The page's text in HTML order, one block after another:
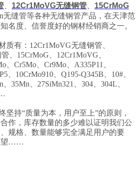
12Cr1MoVG无缝钢管
15CrMoG
无缝管等各种无缝钢管产品，在天津范
名度、信誉度好的钢材经销商之一。
：12Cr1MoVG无缝钢管、
、15CrMoG、12Cr1MoVG、
、Cr5Mo、Cr9Mo、A335P11、
、10CrMo910、Q195-Q345B、10#、
、35Mn、27SiMn321、304、304L、
“质量为本，用户至上”的原则，
作，库存数量的多少难以证明我们公
规格、数量能够完全满足用户的要
望……